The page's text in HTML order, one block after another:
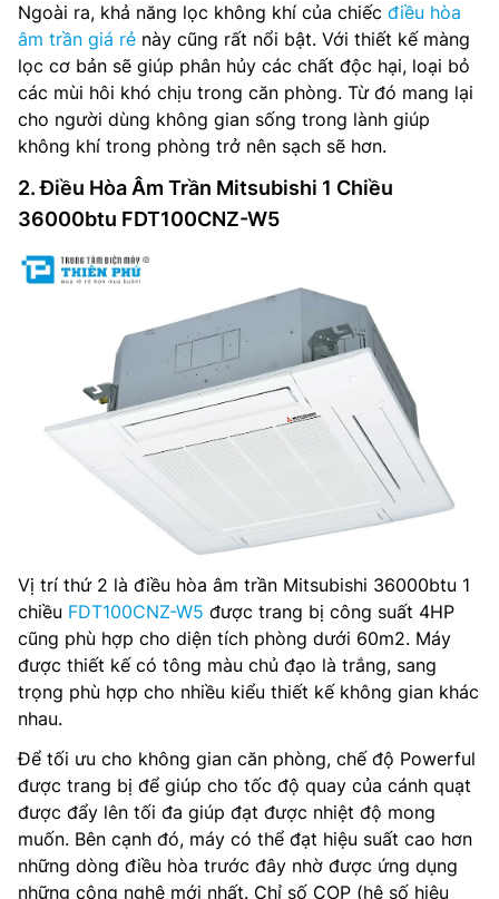
Ngoài ra, khả năng lọc không khí của chiếc điều hòa
âm trần giá rẻ này cũng rất nổi bật. Với thiết kế màng
lọc cơ bản sẽ giúp phân hủy các chất độc hại, loại bỏ
các mùi hôi khó chịu trong căn phòng. Từ đó mang lại
cho người dùng không gian sống trong lành giúp
không khí trong phòng trở nên sạch sẽ hơn.
2. Điều Hòa Âm Trần Mitsubishi 1 Chiều
36000btu FDT100CNZ-W5
Vị trí thứ 2 là điều hòa âm trần Mitsubishi 36000btu 1
chiều FDT100CNZ-W5 được trang bị công suất 4HP
cũng phù hợp cho diện tích phòng dưới 60m2. Máy
được thiết kế có tông màu chủ đạo là trắng, sang
trọng phù hợp cho nhiều kiểu thiết kế không gian khác
nhau.
Để tối ưu cho không gian căn phòng, chế độ Powerful
được trang bị để giúp cho tốc độ quay của cánh quạt
được đẩy lên tối đa giúp đạt được nhiệt độ mong
muốn. Bên cạnh đó, máy có thể đạt hiệu suất cao hơn
những dòng điều hòa trước đây nhờ được ứng dụng
những công nghệ mới nhất. Chỉ số COP (hệ số hiệu